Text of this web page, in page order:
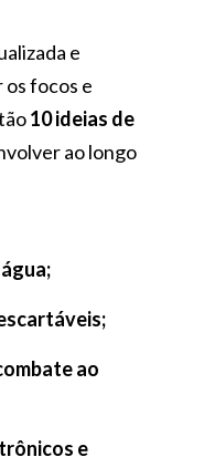
e
focos e
10 ideias de
ao longo
ao
e